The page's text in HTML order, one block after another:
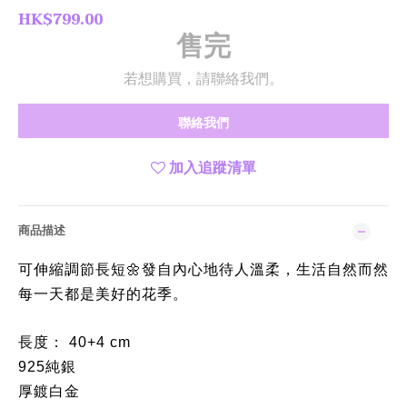
HK$799.00
售完
若想購買，請聯絡我們。
聯絡我們
加入追蹤清單
商品描述
可伸縮調節長短🌼發自內心地待人溫柔，生活自然而然
每一天都是美好的花季。
長度： 40+4 cm
925純銀
厚鍍白金